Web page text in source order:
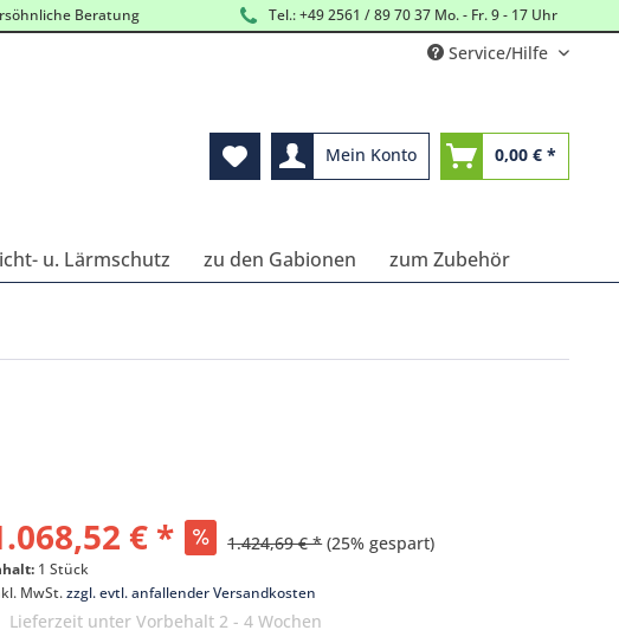
Beratung Tel.: +49 2561 / 89 70 37 Mo. - Fr. 9 - 17 Uhr
Service/Hilfe
Mein Konto 0,00 € *
u. Lärmschutz zu den Gabionen zum Zubehör
€ * 1.424,69 € * (25% gespart)
1 Stück
MwSt.zzgl. evtl. anfallender Versandkosten
Lieferzeit unter Vorbehalt 2 - 4 Wochen